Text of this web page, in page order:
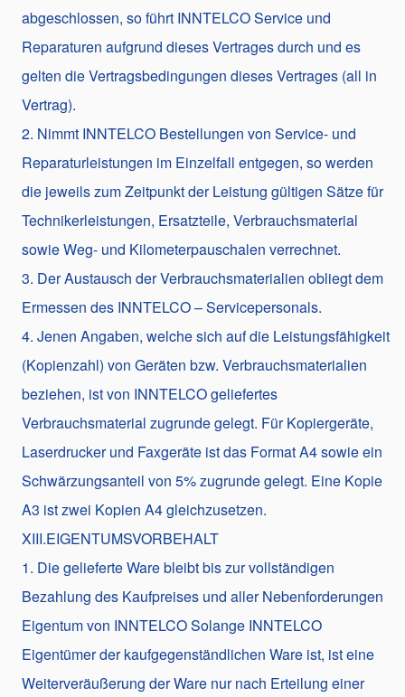
abgeschlossen, so führt INNTELCO Service und
Reparaturen aufgrund dieses Vertrages durch und es
gelten die Vertragsbedingungen dieses Vertrages (all in
Vertrag).
2. Nimmt INNTELCO Bestellungen von Service- und
Reparaturleistungen im Einzelfall entgegen, so werden
die jeweils zum Zeitpunkt der Leistung gültigen Sätze für
Technikerleistungen, Ersatzteile, Verbrauchsmaterial
sowie Weg- und Kilometerpauschalen verrechnet.
3. Der Austausch der Verbrauchsmaterialien obliegt dem
Ermessen des INNTELCO – Servicepersonals.
4. Jenen Angaben, welche sich auf die Leistungsfähigkeit
(Kopienzahl) von Geräten bzw. Verbrauchsmaterialien
beziehen, ist von INNTELCO geliefertes
Verbrauchsmaterial zugrunde gelegt. Für Kopiergeräte,
Laserdrucker und Faxgeräte ist das Format A4 sowie ein
Schwärzungsanteil von 5% zugrunde gelegt. Eine Kopie
A3 ist zwei Kopien A4 gleichzusetzen.
XIII.EIGENTUMSVORBEHALT
1. Die gelieferte Ware bleibt bis zur vollständigen
Bezahlung des Kaufpreises und aller Nebenforderungen
Eigentum von INNTELCO Solange INNTELCO
Eigentümer der kaufgegenständlichen Ware ist, ist eine
Weiterveräußerung der Ware nur nach Erteilung einer